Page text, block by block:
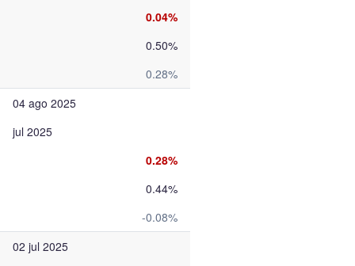
0.04%
0.50%
0.28%
04 ago 2025
jul 2025
0.28%
0.44%
-0.08%
02 jul 2025